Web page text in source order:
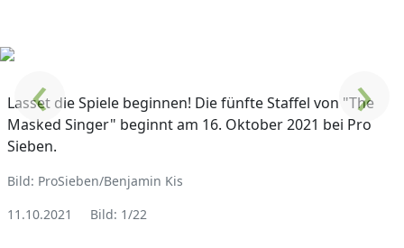
Lasset die Spiele beginnen! Die fünfte Staffel von "The
Masked Singer" beginnt am 16. Oktober 2021 bei Pro
Sieben.
Bild: ProSieben/Benjamin Kis
‹ ›
11.10.2021 Bild: 1/22